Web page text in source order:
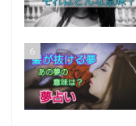
6